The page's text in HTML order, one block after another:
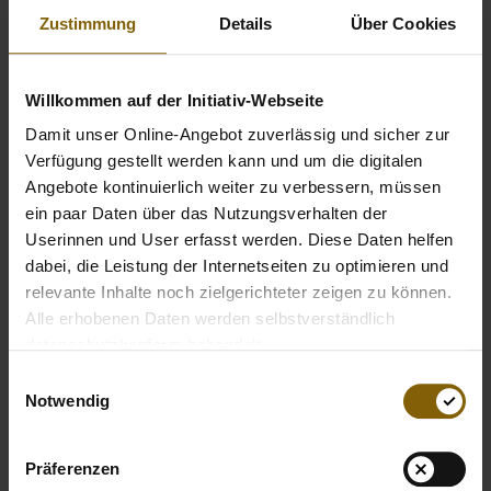
Zustimmung Details Über Cookies
Willkommen auf der Initiativ-Webseite
Damit unser Online-Angebot zuverlässig und sicher zur
Verfügung gestellt werden kann und um die digitalen
Angebote kontinuierlich weiter zu verbessern, müssen
ein paar Daten über das Nutzungsverhalten der
Userinnen und User erfasst werden. Diese Daten helfen
dabei, die Leistung der Internetseiten zu optimieren und
relevante Inhalte noch zielgerichteter zeigen zu können.
Alle erhobenen Daten werden selbstverständlich
Notwendig
Präferenzen
Unterstützer der Initiative
für sauberen Sport, macht seit
DBS-Methode, das wir gemeinsam mit dem Institut für
Biochemie der Deutschen Sporthochschule Köln und
Sportradar initiiert haben, dient der Weiterentwicklung des
Dopingkontrollsystems. Weitere Infos dazu findet ihr auch
auf der NADA-Website:
Neues Dried Blood Spot-
Forschungsprojekt:
Remote Testing
und Nachweis von
möglichen Manipulationen
Max hat uns in seiner Insta-Story mit zu einer solchen
solch einem Projekt teilnimmt. Und was bedeutet für Max
eigentlich Gerechtigkeit im Sport?
LET'S TALK ABOUT